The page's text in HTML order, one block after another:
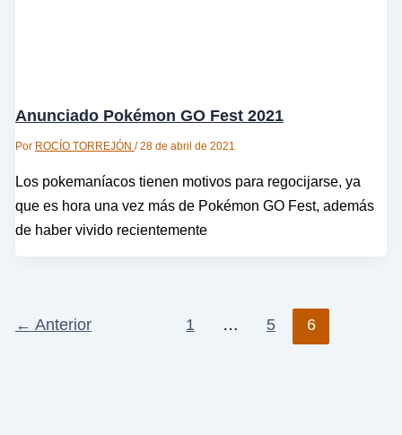
Anunciado Pokémon GO Fest 2021
Por ROCÍO TORREJÓN /28 de abril de 2021
Los pokemaníacos tienen motivos para regocijarse, ya
que es hora una vez más de Pokémon GO Fest, además
de haber vivido recientemente
← Anterior 1 … 5 6